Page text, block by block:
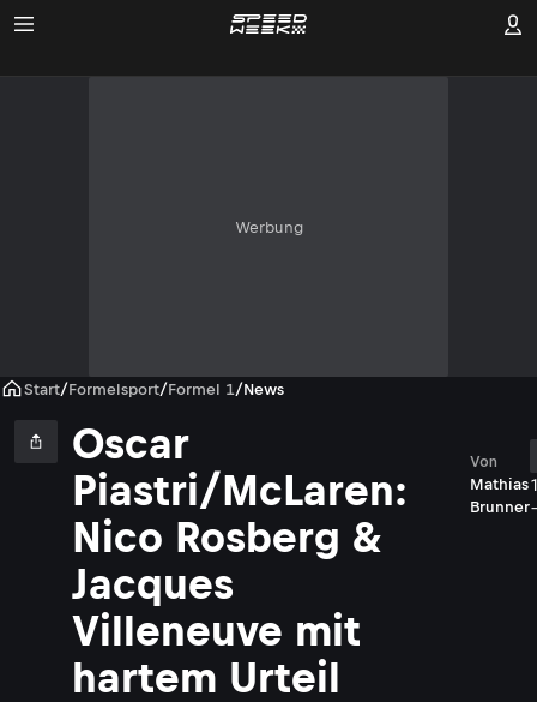
Werbung
Start/Formelsport/Formel 1/News
Oscar
Piastri/McLaren:
Nico Rosberg &
Jacques
Villeneuve mit
hartem Urteil
Mathias
Brunner
Von